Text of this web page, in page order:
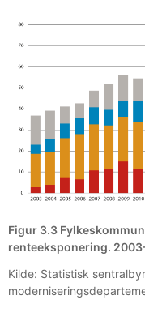
Figur 3.3
renteeksponering.
Kilde: Statistisk